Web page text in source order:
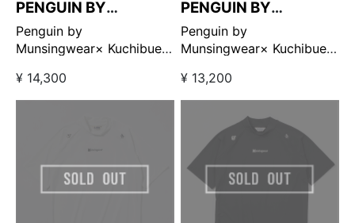
PENGUIN BY
MUNSINGWEAR
Penguin by
Munsingwear× Kuchibue
ツ ブラック 【GO/LOOK!限
定販売】
¥ 14,300
PENGUIN BY
MUNSINGWEAR
Penguin by
Munsingwear× Kuchibue
ック ネイビー【GO/LOOK!
限定販売】
¥ 13,200